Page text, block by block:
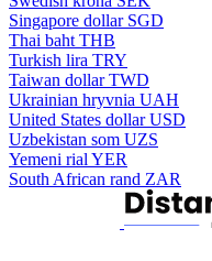
Singapore dollar SGD
Thai baht THB
Turkish lira TRY
Taiwan dollar TWD
Ukrainian hryvnia UAH
United States dollar USD
Uzbekistan som UZS
Yemeni rial YER
South African rand ZAR